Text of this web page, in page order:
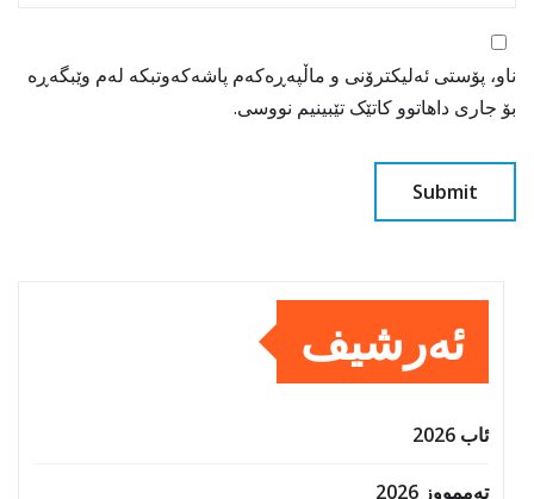
ناو، پۆستی ئەلیکترۆنی و ماڵپەڕەکەم پاشەکەوتبکە لەم وێبگەڕە
بۆ جاری داهاتوو کاتێک تێبینیم نووسی.
ئەرشیف
ئاب 2026
تەممووز 2026